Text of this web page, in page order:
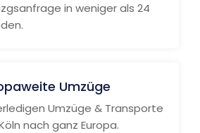
in weniger als 24
Umzüge
Umzüge & Transporte
nach ganz Europa.